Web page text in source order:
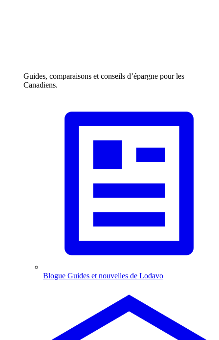
Guides, comparaisons et conseils d’épargne pour les
Canadiens.
Blogue Guides et nouvelles de Lodavo